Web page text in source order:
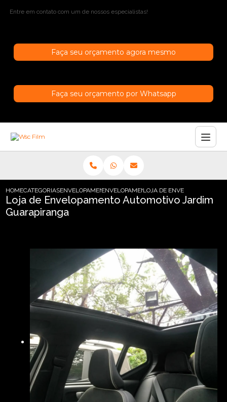
Entre em contato com um de nossos especialistas!
Faça seu orçamento agora mesmo
Faça seu orçamento por Whatsapp
HOMECATEGORIASENVELOPAMENTO AUTOMOTIVO
ENVELOPAMENTO AUTOMOTIVO CROMADO
LOJA DE ENVELOPAMENTO
Loja de Envelopamento Automotivo Jardim
Guarapiranga